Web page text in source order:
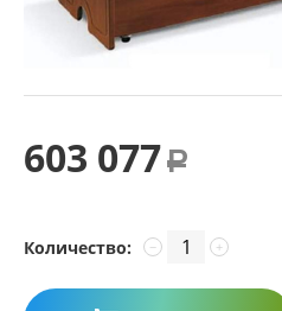
603 077 Р
Количество: +
−